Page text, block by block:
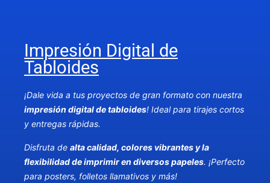
Impresión Digital de
Tabloides
¡Dale vida a tus proyectos de gran formato con nuestra
impresión digital de tabloides! Ideal para tirajes cortos
y entregas rápidas.
Disfruta de alta calidad, colores vibrantes y la
flexibilidad de imprimir en diversos papeles. ¡Perfecto
para posters, folletos llamativos y más!